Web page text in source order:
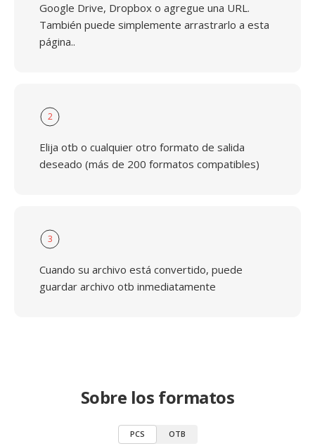
Google Drive, Dropbox o agregue una URL.
También puede simplemente arrastrarlo a esta
página..
2
Elija otb o cualquier otro formato de salida
deseado (más de 200 formatos compatibles)
3
Cuando su archivo está convertido, puede
guardar archivo otb inmediatamente
Sobre los formatos
PCS OTB